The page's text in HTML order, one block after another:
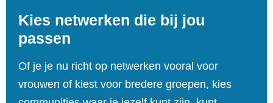
Kies netwerken die bij jou
passen
Of je je nu richt op netwerken vooral voor
vrouwen of kiest voor bredere groepen, kies